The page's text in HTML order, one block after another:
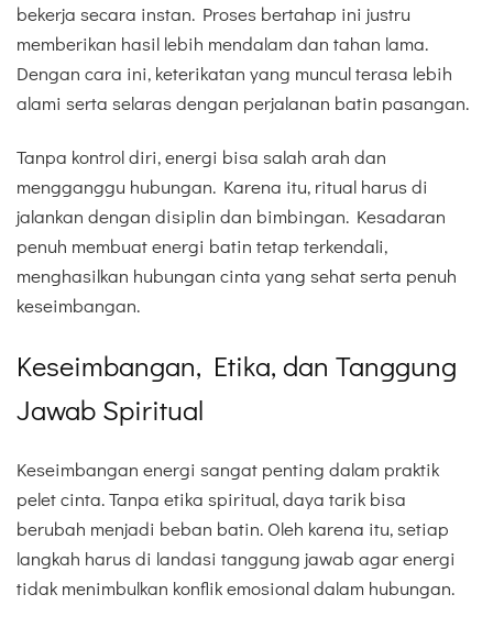
bekerja secara instan. Proses bertahap ini justru
memberikan hasil lebih mendalam dan tahan lama.
Dengan cara ini, keterikatan yang muncul terasa lebih
alami serta selaras dengan perjalanan batin pasangan.
Tanpa kontrol diri, energi bisa salah arah dan
mengganggu hubungan. Karena itu, ritual harus di
jalankan dengan disiplin dan bimbingan. Kesadaran
penuh membuat energi batin tetap terkendali,
menghasilkan hubungan cinta yang sehat serta penuh
keseimbangan.
Keseimbangan, Etika, dan Tanggung
Jawab Spiritual
Keseimbangan energi sangat penting dalam praktik
pelet cinta. Tanpa etika spiritual, daya tarik bisa
berubah menjadi beban batin. Oleh karena itu, setiap
langkah harus di landasi tanggung jawab agar energi
tidak menimbulkan konflik emosional dalam hubungan.